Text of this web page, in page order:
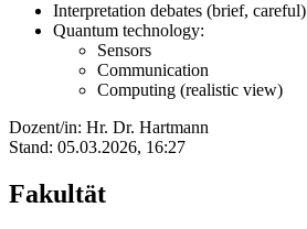
Interpretation debates (brief, careful)
Quantum technology:
Sensors
Communication
Computing (realistic view)
Dozent/in: Hr. Dr. Hartmann
Stand: 05.03.2026, 16:27
Fakultät